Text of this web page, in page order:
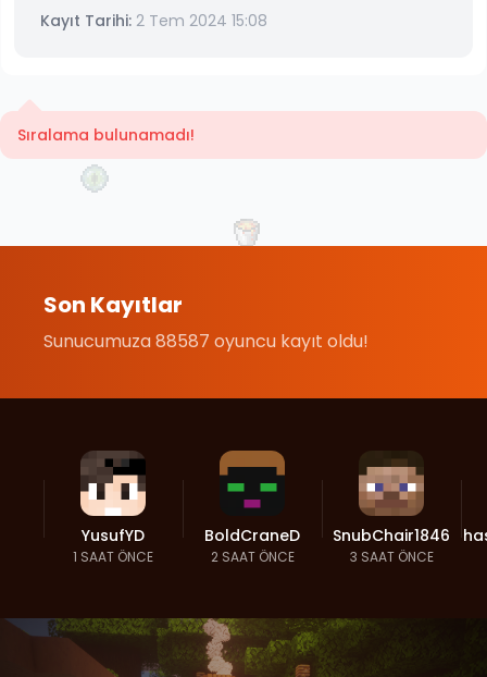
Kayıt Tarihi: 2 Tem 2024 15:08
Sıralama bulunamadı!
Son Kayıtlar
Sunucumuza 88587 oyuncu kayıt oldu!
YusufYD
1 SAAT ÖNCE
BoldCraneD
2 SAAT ÖNCE
SnubChair1846
3 SAAT ÖNCE